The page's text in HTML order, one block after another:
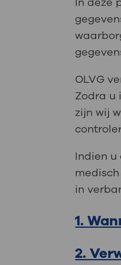
steeds
we u
Direct
OLVG
Zodra u
zijn wij
Indien u
in
1.
2.